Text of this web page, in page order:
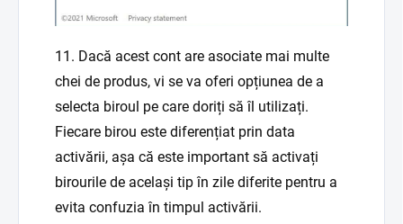
11. Dacă acest cont are asociate mai multe
chei de produs, vi se va oferi opțiunea de a
selecta biroul pe care doriți să îl utilizați.
Fiecare birou este diferențiat prin data
activării, așa că este important să activați
birourile de același tip în zile diferite pentru a
evita confuzia în timpul activării.